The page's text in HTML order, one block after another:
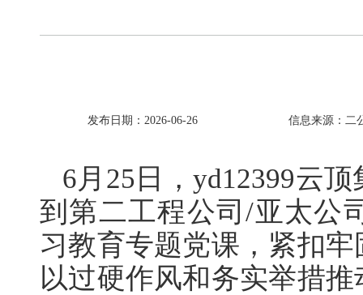
发布日期：2026-06-26 信息来源：二
6月25日，yd12399云
到第二工程公司/亚太公
习教育专题党课，紧扣
以过硬作风和务实举措